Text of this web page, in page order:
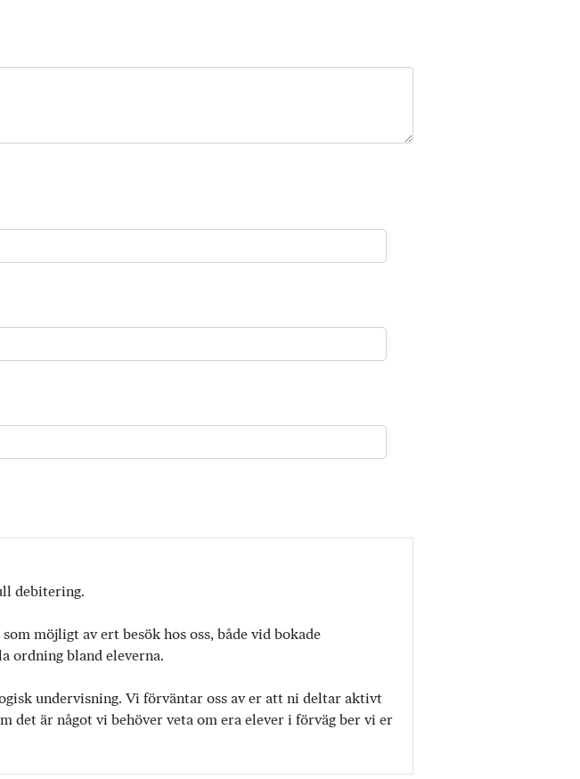
debitering.
möjligt av ert besök hos oss, både vid bokade
ordning bland eleverna.
undervisning. Vi förväntar oss av er att ni deltar aktivt
det är något vi behöver veta om era elever i förväg ber vi er